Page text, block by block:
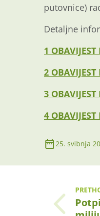
putovnice)
Detaljne
1
2
3
4
25. svibnja